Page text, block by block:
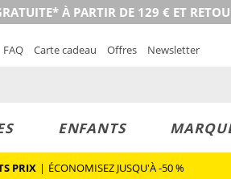
À PARTIR DE 129 € ET
FAQ Carte cadeau Offres Newsletter
ENFANTS
PRIX | ÉCONOMISEZ JUSQU'À -50 %